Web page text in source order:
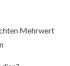
Mehrwert